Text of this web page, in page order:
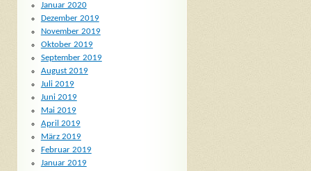
Januar 2020
Dezember 2019
November 2019
Oktober 2019
September 2019
August 2019
Juli 2019
Juni 2019
Mai 2019
April 2019
März 2019
Februar 2019
Januar 2019